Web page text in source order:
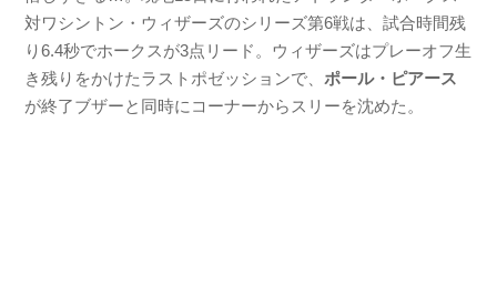
c
e
b
o
tt
er
er
n
ot
e
e
対ワシントン・ウィザーズのシリーズ第6戦は、試合時間残
り6.4秒でホークスが3点リード。ウィザーズはプレーオフ生
き残りをかけたラストポゼッションで、 ポール・ピアース
が終了ブザーと同時にコーナーからスリーを沈めた。